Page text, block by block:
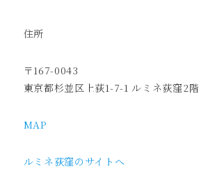
住所
〒167-0043
東京都杉並区上荻1-7-1 ルミネ荻窪2階
MAP
ルミネ荻窪のサイトへ